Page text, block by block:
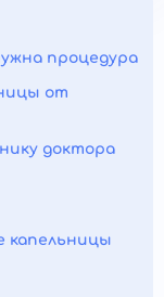
процедура
от
доктора
капельницы